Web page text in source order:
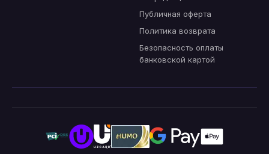
Публичная оферта
Политика возврата
Безопасность оплаты
банковской картой